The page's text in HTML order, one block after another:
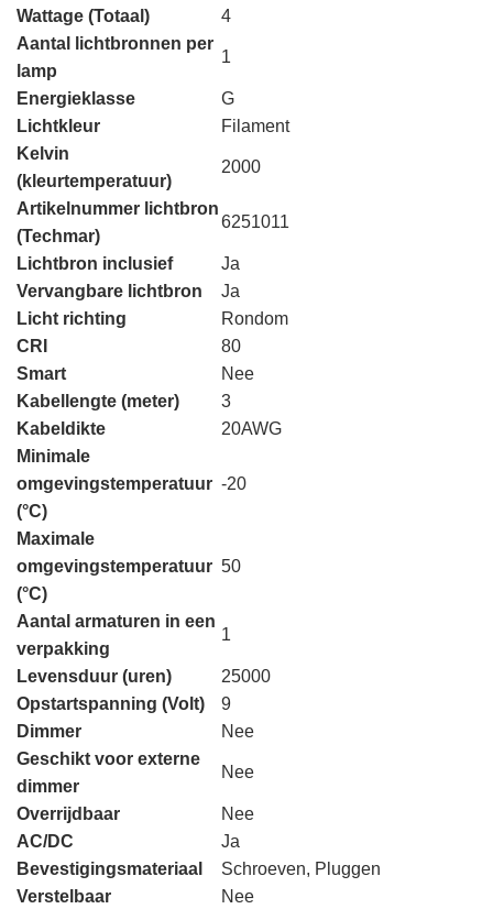
Wattage (Totaal)
4
Aantal lichtbronnen per
lamp
1
Energieklasse
G
Lichtkleur
Filament
Kelvin
(kleurtemperatuur)
2000
Artikelnummer lichtbron
(Techmar)
6251011
Lichtbron inclusief
Ja
Vervangbare lichtbron
Ja
Licht richting
Rondom
CRI
80
Smart
Nee
Kabellengte (meter)
3
Kabeldikte
20AWG
Minimale
omgevingstemperatuur
(°C)
-20
Maximale
omgevingstemperatuur
(°C)
50
Aantal armaturen in een
verpakking
1
Levensduur (uren)
25000
Opstartspanning (Volt)
9
Dimmer
Nee
Geschikt voor externe
dimmer
Nee
Overrijdbaar
Nee
AC/DC
Ja
Bevestigingsmateriaal
Schroeven, Pluggen
Verstelbaar
Nee